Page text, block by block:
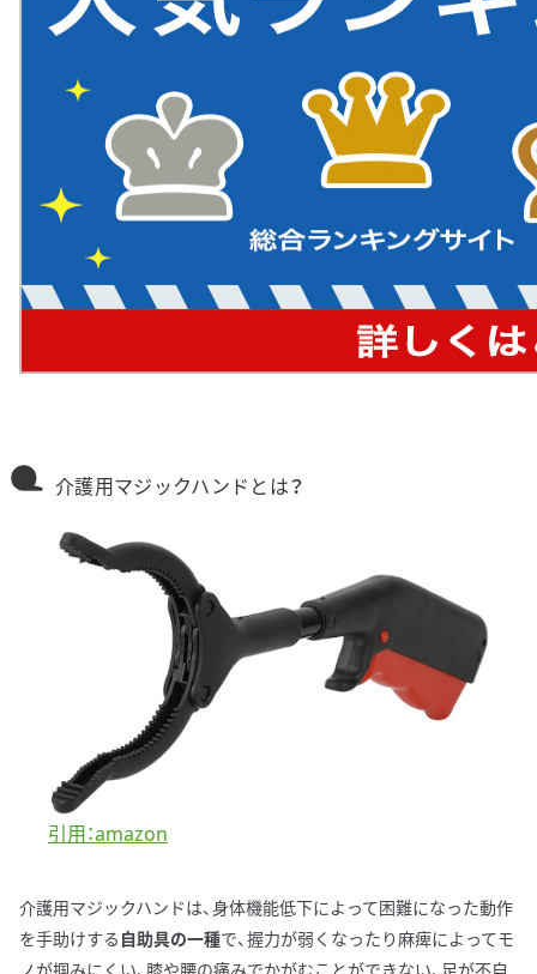
介護用マジックハンドとは？
引用：amazon
介護用マジックハンドは、身体機能低下によって困難になった動作
を手助けする 自助具の一種で、握力が弱くなったり麻痺によってモ